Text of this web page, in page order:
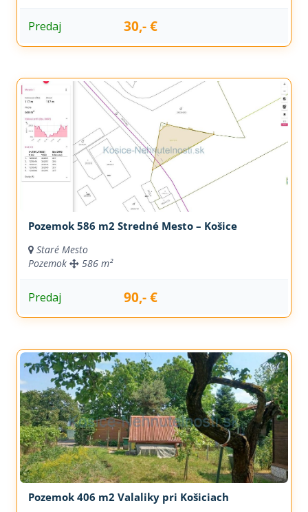
Predaj 30,- €
Pozemok 586 m2 Stredné Mesto – Košice
Staré Mesto
Pozemok
586 m²
Predaj 90,- €
Pozemok 406 m2 Valaliky pri Košiciach